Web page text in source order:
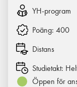
YH-program
Poäng: 400
Distans
Studietakt:
Öppen för